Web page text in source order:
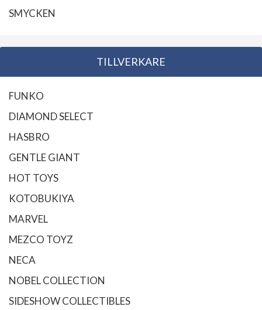
SMYCKEN
TILLVERKARE
FUNKO
DIAMOND SELECT
HASBRO
GENTLE GIANT
HOT TOYS
KOTOBUKIYA
MARVEL
MEZCO TOYZ
NECA
NOBEL COLLECTION
SIDESHOW COLLECTIBLES